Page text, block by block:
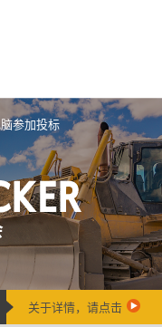
参加投标
关于详情，请点击